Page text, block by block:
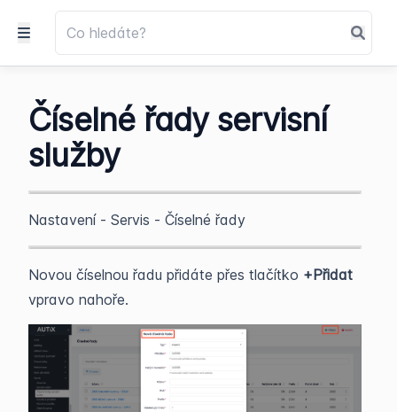
Číselné řady servisní
služby
Nastavení - Servis - Číselné řady
Novou číselnou řadu přidáte přes tlačítko +Přidat
vpravo nahoře.